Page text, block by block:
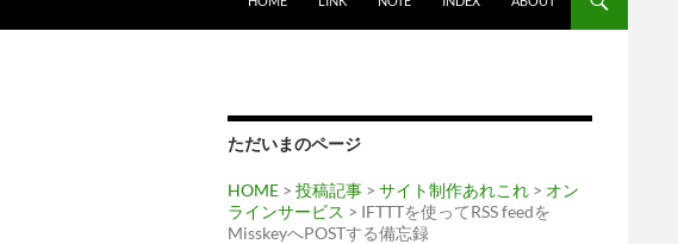
ただいまのページ
HOME > 投稿記事 > サイト制作あれこれ > オン
ラインサービス > IFTTTを使ってRSS feedを
MisskeyへPOSTする備忘録